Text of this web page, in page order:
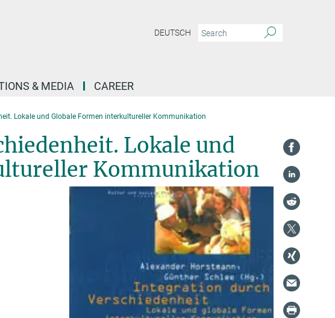
DEUTSCH
& MEDIA CAREER
Lokale und Globale Formen interkultureller Kommunikation
Lokale und
Kommunikation